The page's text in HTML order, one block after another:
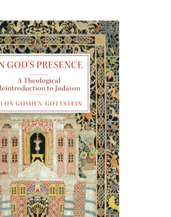
אלון גושן-גוטשטיין
הנחת אתר ספר מודפס